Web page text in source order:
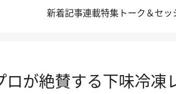
新着記事連載特集 トーク＆セッ
ロが絶賛する下味冷凍